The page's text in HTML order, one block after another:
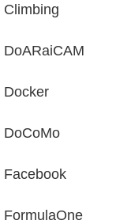
Climbing
DoARaiCAM
Docker
DoCoMo
Facebook
FormulaOne